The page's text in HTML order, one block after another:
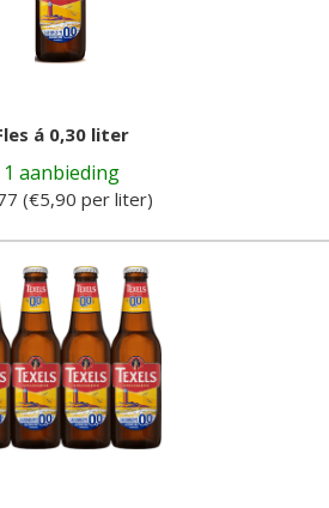
á 0,30 liter
1 aanbieding
(€5,90 per liter)